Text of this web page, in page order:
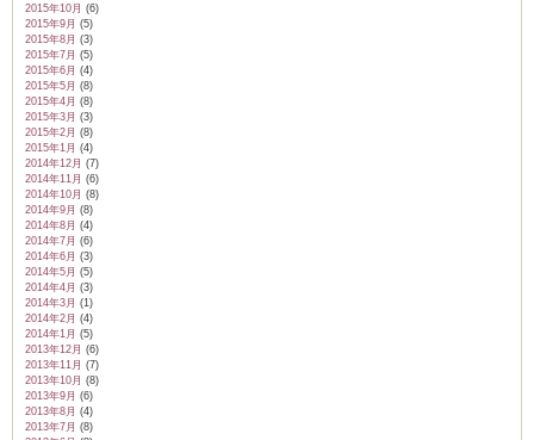
2015年10月 (6)
2015年9月 (5)
2015年8月 (3)
2015年7月 (5)
2015年6月 (4)
2015年5月 (8)
2015年4月 (8)
2015年3月 (3)
2015年2月 (8)
2015年1月 (4)
2014年12月 (7)
2014年11月 (6)
2014年10月 (8)
2014年9月 (8)
2014年8月 (4)
2014年7月 (6)
2014年6月 (3)
2014年5月 (5)
2014年4月 (3)
2014年3月 (1)
2014年2月 (4)
2014年1月 (5)
2013年12月 (6)
2013年11月 (7)
2013年10月 (8)
2013年9月 (6)
2013年8月 (4)
2013年7月 (8)